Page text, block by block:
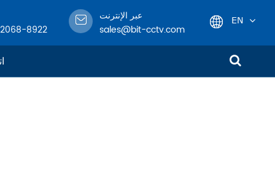
8922
عبر الإنترنت
sales@bit-cctv.com
EN